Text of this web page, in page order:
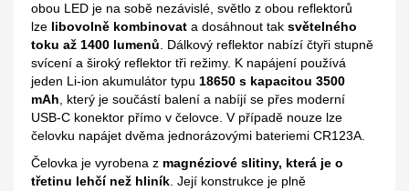
obou LED je na sobě nezávislé, světlo z obou reflektorů
lze libovolně kombinovat a dosáhnout tak světelného
toku až 1400 lumenů. Dálkový reflektor nabízí čtyři stupně
svícení a široký reflektor tři režimy. K napájení používá
jeden Li-ion akumulátor typu 18650 s kapacitou 3500
mAh, který je součástí balení a nabíjí se přes moderní
USB-C konektor přímo v čelovce. V případě nouze lze
čelovku napájet dvěma jednorázovými bateriemi CR123A.
Čelovka je vyrobena z magnéziové slitiny, která je o
třetinu lehčí než hliník. Její konstrukce je plně